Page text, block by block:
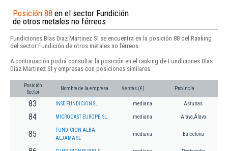
Posición 88 en el sector Fundición
de otros metales no férreos
Fundiciones Blas Diaz Martinez Sl se encuentra en la posición 88 del Ranking
del sector Fundición de otros metales no férreos.
A continuación podrá consultar la posición en el ranking de Fundiciones Blas
Diaz Martinez Sl y empresas con posiciones similares:
Posición
Sector
Nombre de la empresa Ventas (€) Provincia
83 INSE FUNDICION SL mediana Asturias
84 MICROCAST EUROPE, SL. mediana Arava,Álava
85
FUNDICION ALBA
ALJAMA SL
mediana Barcelona